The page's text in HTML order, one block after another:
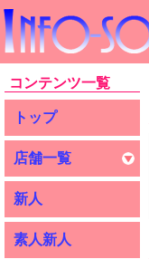
コンテンツ一覧
トップ
店舗一覧
新人
素人新人